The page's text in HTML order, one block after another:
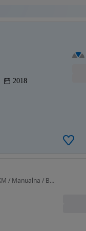
2018
1598 cm3 • 115 KM • / 1.6 Benzyna / 115 KM / Manualna / Bezwypadkowy